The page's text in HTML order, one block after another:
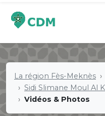
La région Fès-Meknès
Sidi Slimane Moul Al
Vidéos & Photos